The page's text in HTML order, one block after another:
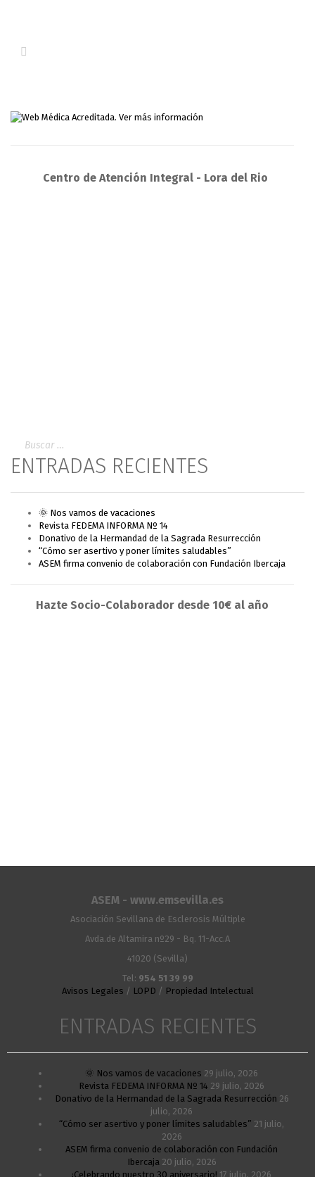
Centro de Atención Integral - Lora del Rio
ENTRADAS RECIENTES
🌞 Nos vamos de vacaciones
Revista FEDEMA INFORMA Nº 14
Donativo de la Hermandad de la Sagrada Resurrección
“Cómo ser asertivo y poner límites saludables”
ASEM firma convenio de colaboración con Fundación Ibercaja
Hazte Socio-Colaborador desde 10€ al año
ASEM - www.emsevilla.es
Asociación Sevillana de Esclerosis Múltiple
Avda.de Altamira nº29 - Bq. 11-Acc.A
41020 (Sevilla)
Tel: 954 51 39 99
Avisos Legales / LOPD / Propiedad Intelectual
ENTRADAS RECIENTES
🌞 Nos vamos de vacaciones 29 julio, 2026
Revista FEDEMA INFORMA Nº 14 29 julio, 2026
Donativo de la Hermandad de la Sagrada Resurrección 26
julio, 2026
“Cómo ser asertivo y poner límites saludables” 21 julio,
2026
ASEM firma convenio de colaboración con Fundación
Ibercaja 20 julio, 2026
¡Celebrando nuestro 30 aniversario! 17 julio, 2026